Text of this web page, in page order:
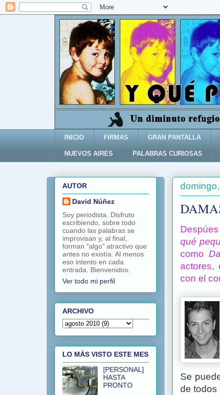
INICIO FIRMAS GRAN PANTALLA
NUEVOS AIRES PALABRAS CURIOSAS
qué
como
actores,
con el
Se
de todos
AUTOR
David Núñez
Soy periodista. Disfruto
escribiendo, sobre todo
cuando las palabras se
improvisan y, al final,
forman "algo" atractivo que
antes no existía. Al menos
eso intento en cada
entrada. Bienvenidos.
Ver todo mi perfil
ARCHIVO
LO MÁS VISTO ESTE MES
[PERSONAL]
HASTA
PRONTO